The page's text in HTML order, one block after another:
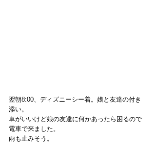
翌朝8:00、ディズニーシー着。娘と友達の付き
添い。
車がいいけど娘の友達に何かあったら困るので
電車で来ました。
雨も止みそう。